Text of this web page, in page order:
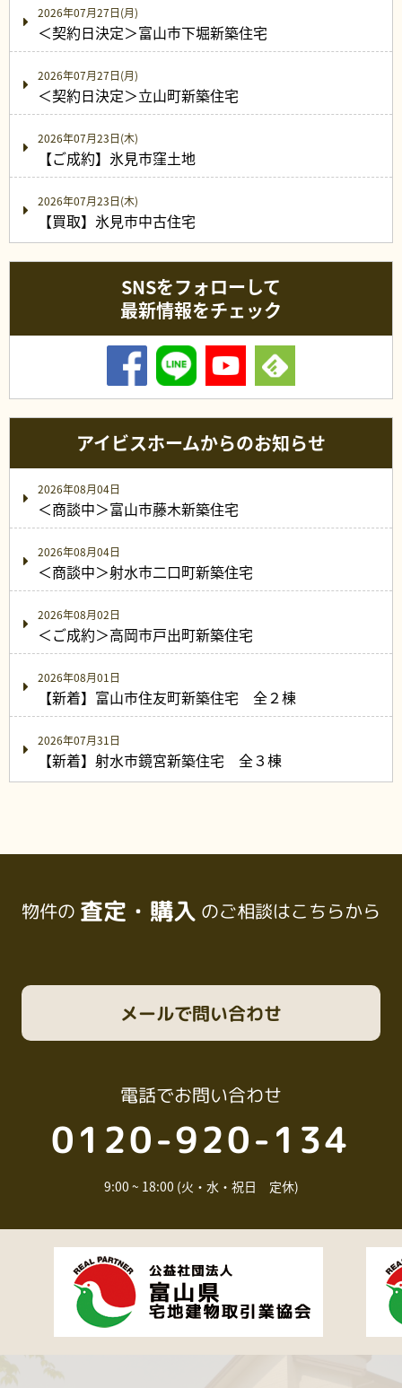
2026年07月27日(月)
＜契約日決定＞富山市下堀新築住宅
2026年07月27日(月)
＜契約日決定＞立山町新築住宅
2026年07月23日(木)
【ご成約】氷見市窪土地
2026年07月23日(木)
【買取】氷見市中古住宅
SNSをフォローして
最新情報をチェック
アイビスホームからのお知らせ
2026年08月04日
＜商談中＞富山市藤木新築住宅
2026年08月04日
＜商談中＞射水市二口町新築住宅
2026年08月02日
＜ご成約＞高岡市戸出町新築住宅
2026年08月01日
【新着】富山市住友町新築住宅 全２棟
2026年07月31日
【新着】射水市鏡宮新築住宅 全３棟
物件の 査定・購入 のご相談はこちらから
電話でお問い合わせ
0120-920-134
9:00 ~ 18:00 (火・水・祝日 定休)
メールで問い合わせ